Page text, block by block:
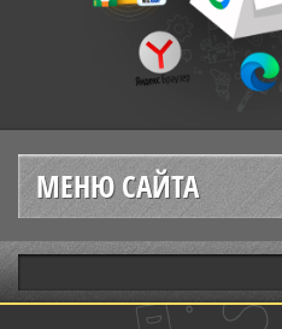
МЕНЮ САЙТА